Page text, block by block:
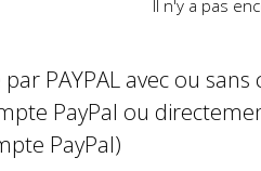
Il n'y a pas
PAYPAL avec ou
PayPal ou
PayPal)